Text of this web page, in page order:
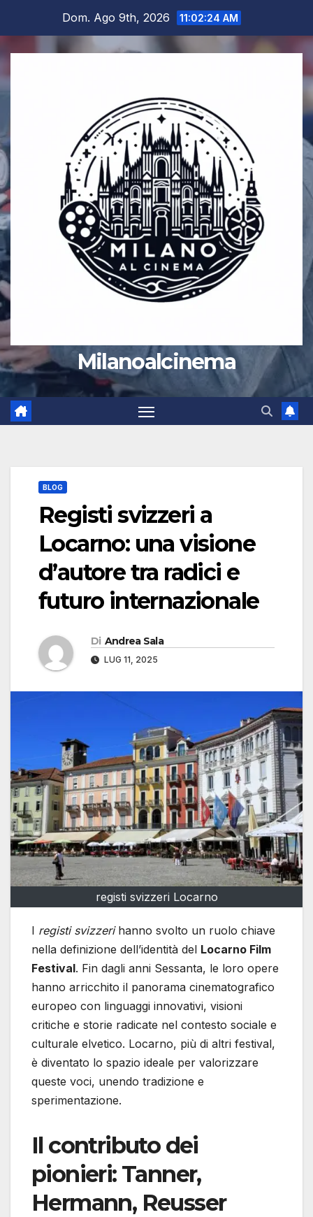
contenuto
Dom. Ago 9th, 2026 11:02:25 AM
Milanoalcinema
BLOG
Registi svizzeri a
Locarno: una visione
d’autore tra radici e
futuro internazionale
Di Andrea Sala
LUG 11, 2025
registi svizzeri Locarno
I registi svizzerihanno svolto un ruolo chiave
nella definizione dell’identità del Locarno Film
Festival. Fin dagli anni Sessanta, le loro opere
hanno arricchito il panorama cinematografico
europeo con linguaggi innovativi, visioni
critiche e storie radicate nel contesto sociale e
culturale elvetico. Locarno, più di altri festival,
è diventato lo spazio ideale per valorizzare
queste voci, unendo tradizione e
sperimentazione.
Il contributo dei
pionieri: Tanner,
Hermann, Reusser